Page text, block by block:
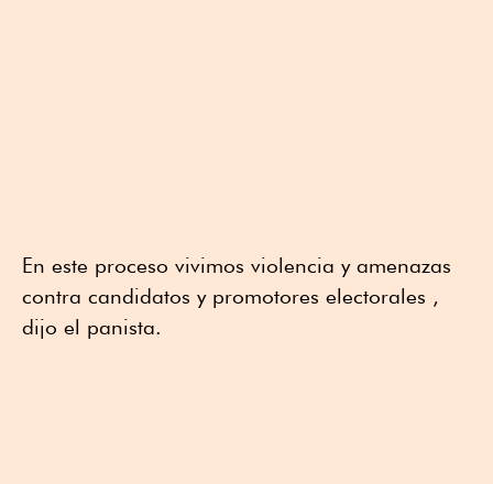
En este proceso vivimos violencia y amenazas
contra candidatos y promotores electorales ,
dijo el panista.